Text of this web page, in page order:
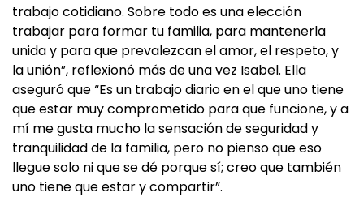
trabajo cotidiano. Sobre todo es una elección
trabajar para formar tu familia, para mantenerla
unida y para que prevalezcan el amor, el respeto, y
la unión”, reflexionó más de una vez Isabel. Ella
aseguró que “Es un trabajo diario en el que uno tiene
que estar muy comprometido para que funcione, y a
mí me gusta mucho la sensación de seguridad y
tranquilidad de la familia, pero no pienso que eso
llegue solo ni que se dé porque sí; creo que también
uno tiene que estar y compartir”.